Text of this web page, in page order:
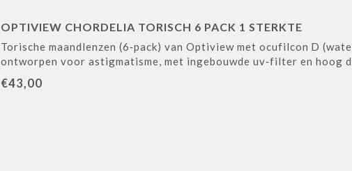
OPTIVIEW CHORDELIA TORISCH 6 PACK 1 STERKTE
Torische maandlenzen (6‑pack) van Optiview met ocufilcon D
ontworpen voor astigmatisme, met ingebouwde uv‑filter en hoog
€43,00